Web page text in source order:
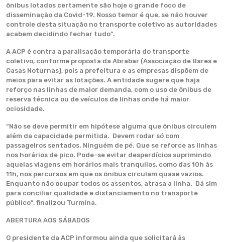
ônibus lotados certamente são hoje o grande foco de
disseminação da Covid-19. Nosso temor é que, se não houver
controle desta situação no transporte coletivo as autoridades
acabem decidindo fechar tudo”.
A ACP é contra a paralisação temporária do transporte
coletivo, conforme proposta da Abrabar (Associação de Bares e
Casas Noturnas), pois a prefeitura e as empresas dispõem de
meios para evitar as lotações. A entidade sugere que haja
reforço nas linhas de maior demanda, com o uso de ônibus de
reserva técnica ou de veículos de linhas onde há maior
ociosidade.
“Não se deve permitir em hipótese alguma que ônibus circulem
além da capacidade permitida. Devem rodar só com
passageiros sentados. Ninguém de pé. Que se reforce as linhas
nos horários de pico. Pode-se evitar desperdícios suprimindo
aquelas viagens em horários mais tranquilos, como das 10h às
11h, nos percursos em que os ônibus circulam quase vazios.
Enquanto não ocupar todos os assentos, atrasa a linha. Dá sim
para conciliar qualidade e distanciamento no transporte
público”, finalizou Turmina.
ABERTURA AOS SÁBADOS
O presidente da ACP informou ainda que solicitará às